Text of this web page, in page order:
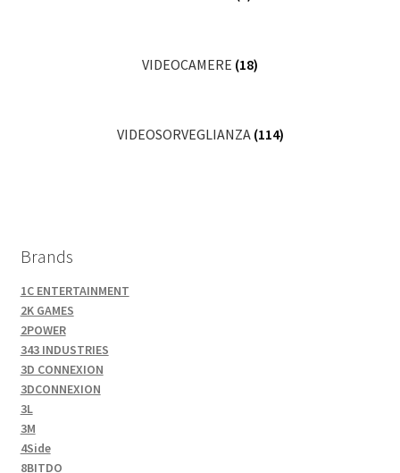
VIDEOCAMERE (18)
VIDEOSORVEGLIANZA (114)
Brands
1C ENTERTAINMENT
2K GAMES
2POWER
343 INDUSTRIES
3D CONNEXION
3DCONNEXION
3L
3M
4Side
8BITDO